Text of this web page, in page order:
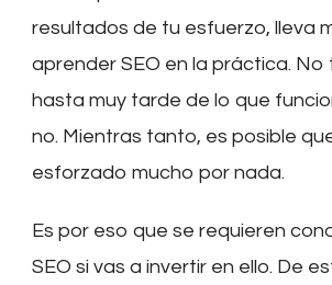
resultados de tu esfuerzo, lleva
aprender SEO en la práctica.
hasta muy tarde de lo que
no. Mientras tanto, es posible
esforzado mucho por nada.
Es por eso que se requieren
SEO si vas a invertir en ello. De